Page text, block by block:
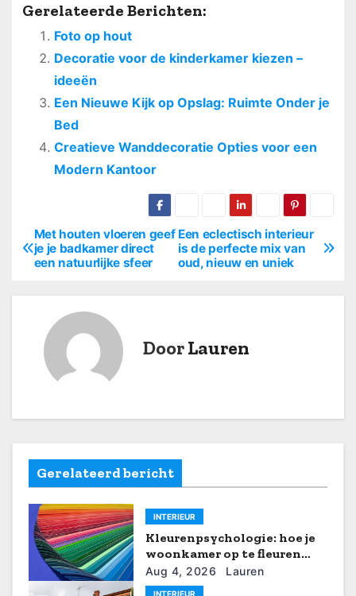
Gerelateerde Berichten:
Foto op hout
Decoratie voor de kinderkamer kiezen –
ideeën
Een Nieuwe Kijk op Opslag: Ruimte Onder je
Bed
Creatieve Wanddecoratie Opties voor een
Modern Kantoor
B
n
a
v
Een eclectisch interieur
is de perfecte mix van
oud, nieuw en uniek
Met houten vloeren geef
je je badkamer direct
een natuurlijke sfeer
DoorLauren
Gerelateerd bericht
INTERIEUR
Kleurenpsychologie: hoe je
woonkamer op te fleuren
met zomerse tinten
Aug 4, 2026 Lauren
INTERIEUR